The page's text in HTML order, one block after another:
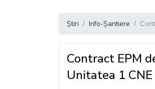
Știri Info-Șantiere
Contract EPM
Unitatea 1